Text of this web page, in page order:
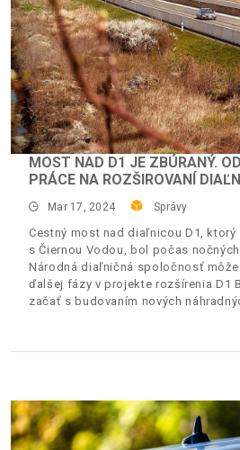
MOST NAD D1 JE ZBÚRANÝ.
PRÁCE NA ROZŠIROVANÍ
Mar 17, 2024 Správy
Cestný most nad diaľnicou D1, ktorý
s Čiernou Vodou, bol počas
Národná diaľničná spoločnosť
ďalšej fázy v projekte rozšírenia D1
začať s budovaním nových